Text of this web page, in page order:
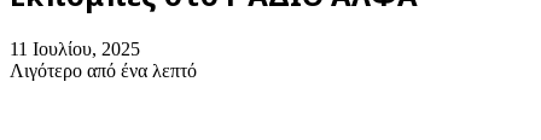
11 Ιουλίου, 2025
Λιγότερο από ένα λεπτό